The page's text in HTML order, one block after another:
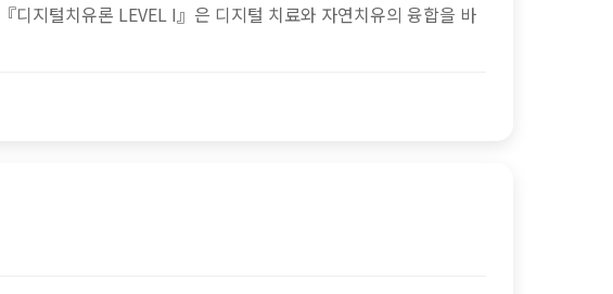
디지털치유론 LEVEL I』은 디지털 치료와 자연치유의 융합을 바